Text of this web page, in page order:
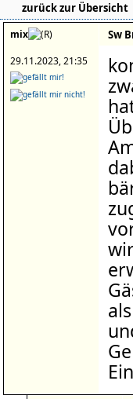
zurück zur Übersicht
mix
29.11.2023, 21:35
Sw